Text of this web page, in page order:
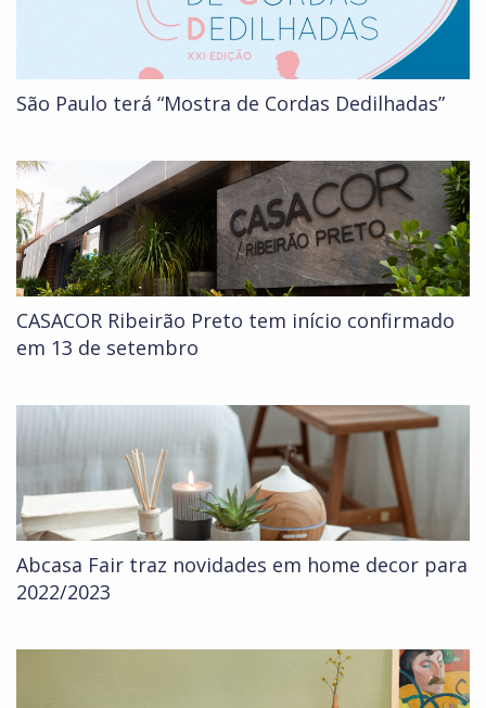
São Paulo terá “Mostra de Cordas Dedilhadas”
CASACOR Ribeirão Preto tem início confirmado
em 13 de setembro
Abcasa Fair traz novidades em home decor para
2022/2023